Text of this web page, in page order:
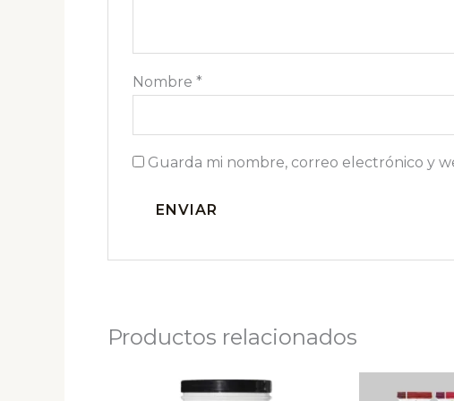
Nombre *
Guarda mi nombre, correo electrónico y
Productos relacionados